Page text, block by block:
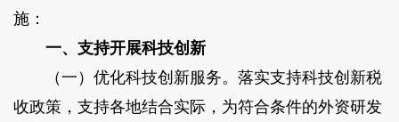
施：
一、支持开展科技创新
（一）优化科技创新服务。落实支持科技创新税
收政策，支持各地结合实际，为符合条件的外资研发